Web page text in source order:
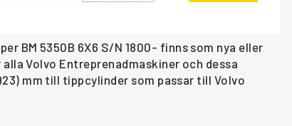
BM 5350B 6X6 S/N 1800- finns som nya eller
Volvo Entreprenadmaskiner och dessa
mm till tippcylinder som passar till Volvo